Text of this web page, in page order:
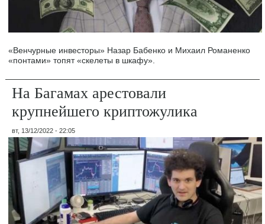
«Венчурные инвесторы» Назар Бабенко и Михаил Романенко
«понтами» топят «скелеты в шкафу».
На Багамах арестовали
крупнейшего криптожулика
вт, 13/12/2022 - 22:05